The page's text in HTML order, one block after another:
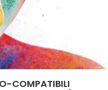
COMPATIBILI